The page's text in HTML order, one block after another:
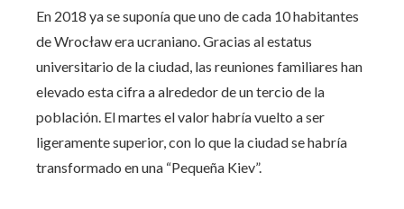
En 2018 ya se suponía que uno de cada 10 habitantes
de Wrocław era ucraniano. Gracias al estatus
universitario de la ciudad, las reuniones familiares han
elevado esta cifra a alrededor de un tercio de la
población. El martes el valor habría vuelto a ser
ligeramente superior, con lo que la ciudad se habría
transformado en una “Pequeña Kiev”.